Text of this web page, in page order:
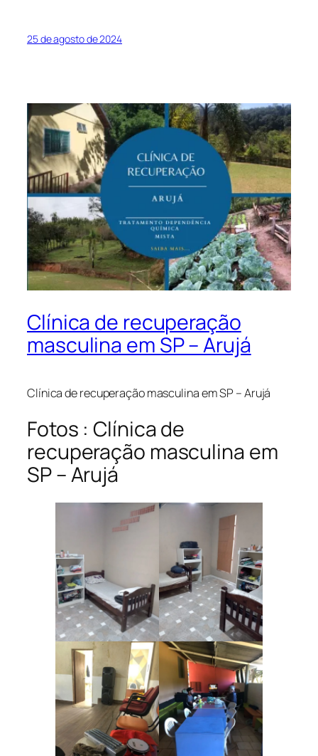
25 de agosto de 2024
Clínica de recuperação
masculina em SP – Arujá
Clínica de recuperação masculina em SP – Arujá
Fotos : Clínica de
recuperação masculina em
SP – Arujá